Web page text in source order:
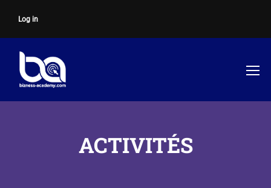
Log in
ACTIVITÉS